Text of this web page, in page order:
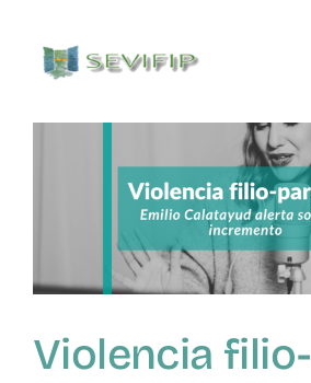
contenido
Asociarse
SEVIFIP CONECTA
Violencia filio-